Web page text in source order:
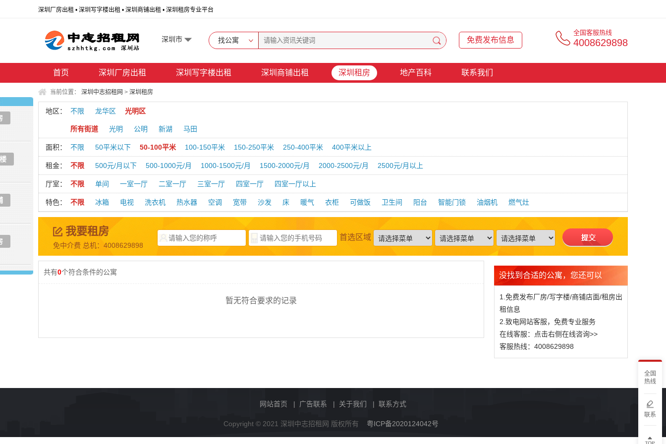
深圳厂房出租 • 深圳写字楼出租 • 深圳商铺出租 • 深圳租房专业平台
深圳市 找公寓 免费发布信息
全国客服热线
4008629898
首页 深圳厂房出租 深圳写字楼出租 深圳商铺出租 深圳租房 地产百科 联系我们
当前位置： 深圳中志招租网 > 深圳租房
地区： 不限 龙华区 光明区
所有街道 光明 公明 新湖 马田
面积： 不限 50平米以下 50-100平米 100-150平米 150-250平米 250-400平米 400平米以上
租金： 不限 500元/月以下 500-1000元/月 1000-1500元/月 1500-2000元/月 2000-2500元/月 2500元/月以上
厅室： 不限 单间 一室一厅 二室一厅 三室一厅 四室一厅 四室一厅以上
特色： 不限 冰箱 电视 洗衣机 热水器 空调 宽带 沙发 床 暖气 衣柜 可做饭 卫生间 阳台 智能门锁 油烟机 燃气灶
我要租房
免中介费 总机：4008629898
首选区域
共有0个符合条件的公寓
暂无符合要求的记录
没找到合适的公寓，您还可以
1.免费发布厂房/写字楼/商铺店面/租房出
租信息
2.致电网站客服，免费专业服务
在线客服：点击右侧在线咨询>>
客服热线：4008629898
网站首页 | 广告联系 | 关于我们 | 联系方式
Copyright © 2021 深圳中志招租网 版权所有 粤ICP备2020124042号
全国
热线
联系